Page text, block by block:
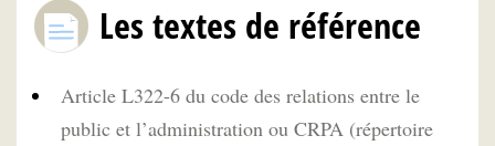
Les textes de référence
Article L322-6 du code des relations entre le
public et l’administration ou CRPA (répertoire